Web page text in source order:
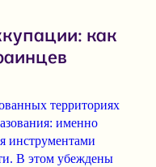
как
территориях
именно
инструментами
В этом убеждены